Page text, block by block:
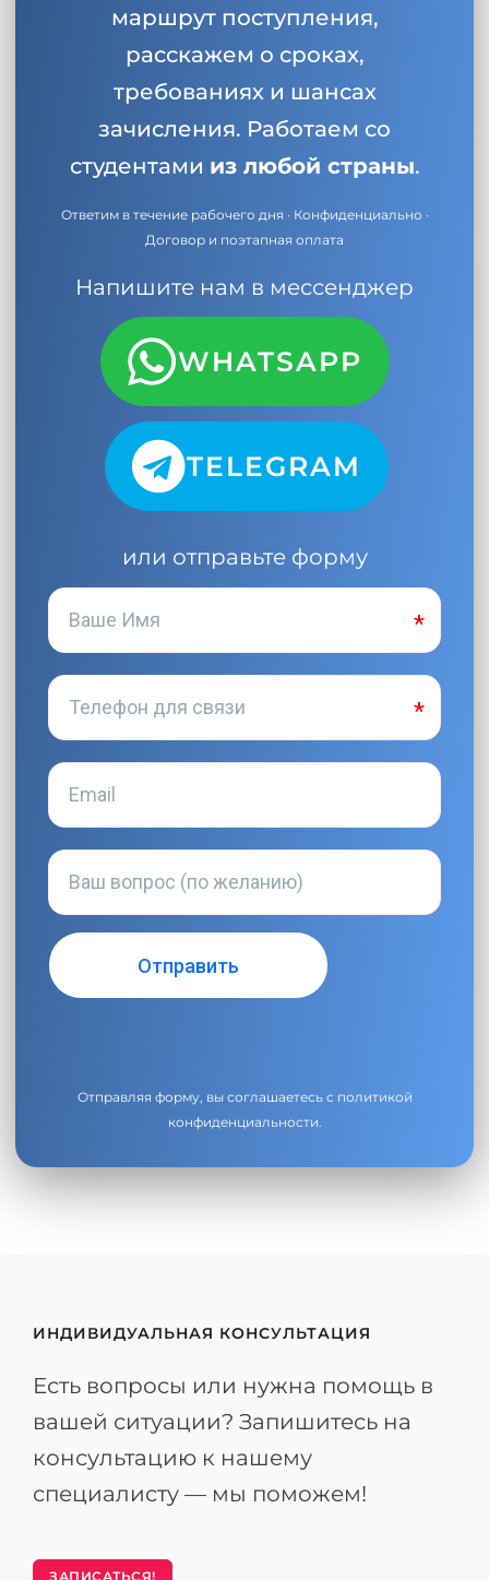
маршрут поступления,
расскажем о сроках,
требованиях и шансах
зачисления. Работаем со
студентами из любой страны.
Ответим в течение рабочего дня · Конфиденциально ·
Договор и поэтапная оплата
Напишите нам в мессенджер
WHATSAPP
TELEGRAM
или отправьте форму
Отправляя форму, вы соглашаетесь с политикой
конфиденциальности.
ИНДИВИДУАЛЬНАЯ КОНСУЛЬТАЦИЯ
Есть вопросы или нужна помощь в
вашей ситуации? Запишитесь на
консультацию к нашему
специалисту — мы поможем!
ЗАПИСАТЬСЯ!